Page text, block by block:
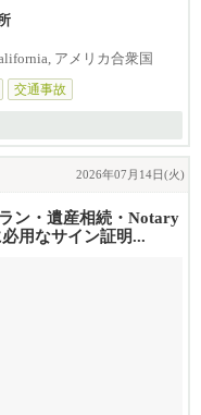
アメリカ合衆国
交通事故
2026年07月14日(火)
ン・遺産相続・Notary
用なサイン証明...